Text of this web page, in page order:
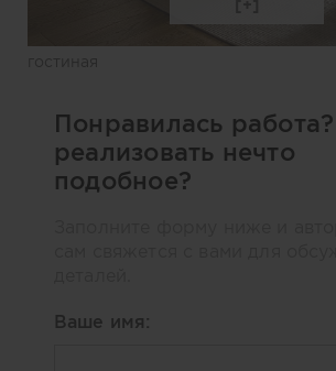
Понравилась
реализовать нечто
подобное?
Ваше имя: